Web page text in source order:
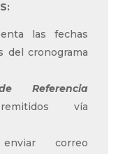
las fechas
del cronograma
Referencia
vía
correo